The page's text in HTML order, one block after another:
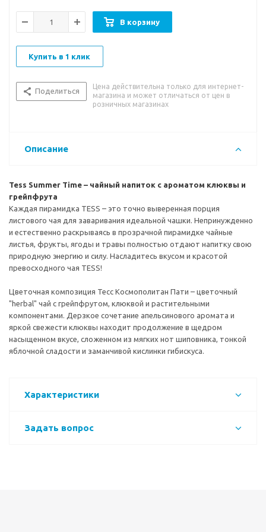
В корзину
Купить в 1 клик
Поделиться
Цена действительна только для интернет-
магазина и может отличаться от цен в
розничных магазинах
Описание
Tess Summer Time – чайный напиток с ароматом клюквы и
грейпфрута
Каждая пирамидка TESS – это точно выверенная порция
листового чая для заваривания идеальной чашки. Непринужденно
и естественно раскрываясь в прозрачной пирамидке чайные
листья, фрукты, ягоды и травы полностью отдают напитку свою
природную энергию и силу. Насладитесь вкусом и красотой
превосходного чая TESS!
Цветочная композиция Тесс Космополитан Пати – цветочный
"herbal" чай с грейпфрутом, клюквой и растительными
компонентами. Дерзкое сочетание апельсинового аромата и
яркой свежести клюквы находит продолжение в щедром
насыщенном вкусе, сложенном из мягких нот шиповника, тонкой
яблочной сладости и заманчивой кислинки гибискуса.
Характеристики
Задать вопрос